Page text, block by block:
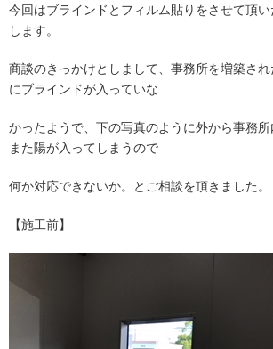
今回はブラインドとフィルム貼りをさせて頂
します。
商談のきっかけとしまして、事務所を増築さ
にブラインドが入っていな
かったようで、下の写真のように外から事務所
また陽が入ってしまうので
何か対応できないか。とご相談を頂きました。
【施工前】